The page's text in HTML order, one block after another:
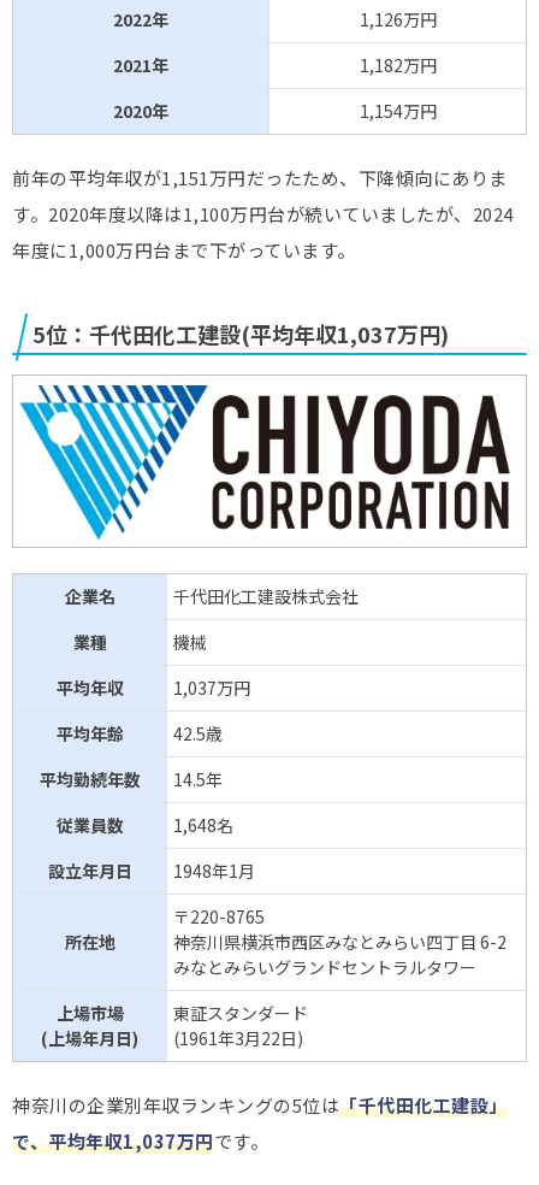
2022年
1,126万円
2021年
1,182万円
2020年
1,154万円
前年の平均年収が1,151万円だったため、下降傾向にありま
す。2020年度以降は1,100万円台が続いていましたが、2024
年度に1,000万円台まで下がっています。
5位：千代田化工建設(平均年収1,037万円)
企業名
千代田化工建設株式会社
業種
機械
平均年収
1,037万円
平均年齢
42.5歳
平均勤続年数
14.5年
従業員数
1,648名
設立年月日
1948年1月
所在地
〒220-8765
神奈川県横浜市西区みなとみらい四丁目 6-2
みなとみらいグランドセントラルタワー
上場市場
(上場年月日)
東証スタンダード
(1961年3月22日)
神奈川の企業別年収ランキングの5位は「千代田化工建設」
で、平均年収1,037万円です。